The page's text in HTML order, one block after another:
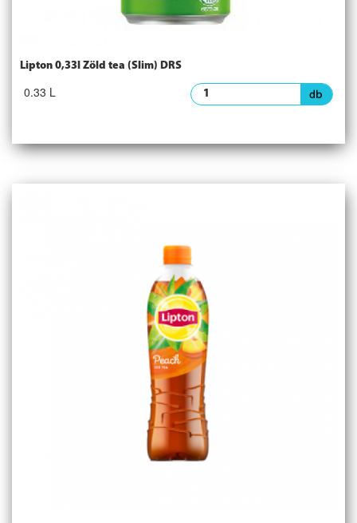
Lipton 0,33l Zöld tea (Slim) DRS
0.33 L